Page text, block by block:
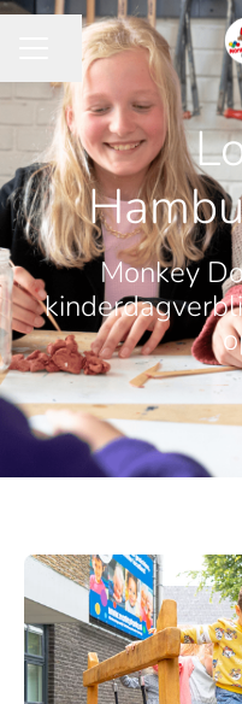
CARRIÈREMENU
Pagina delen
Monkey